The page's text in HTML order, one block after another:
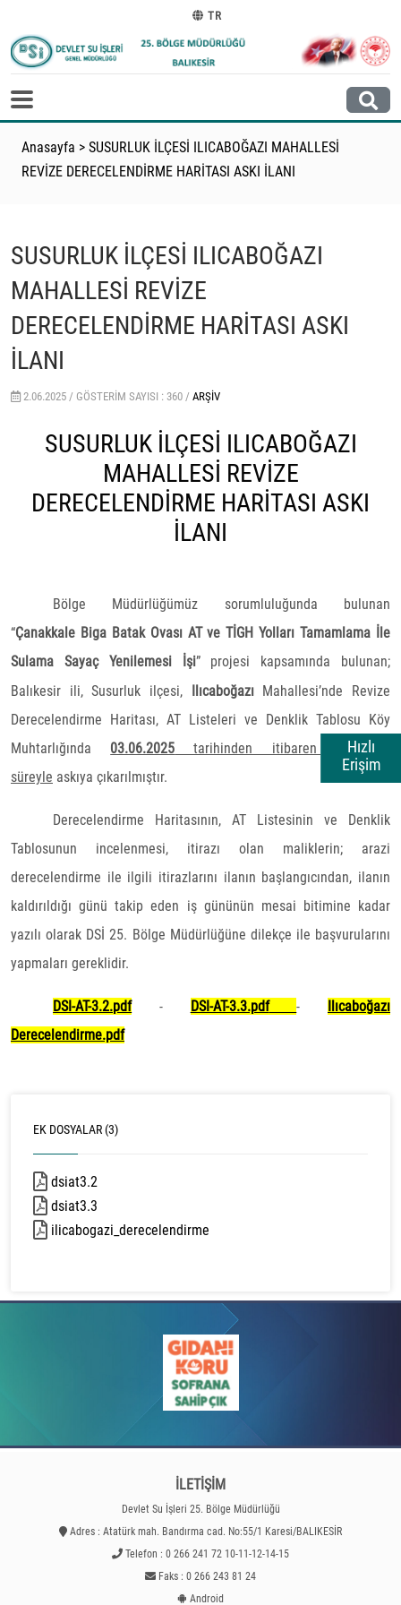
Hızlı
Erişim
TR
Anasayfa > SUSURLUK İLÇESİ ILICABOĞAZI MAHALLESİ
REVİZE DERECELENDİRME HARİTASI ASKI İLANI
SUSURLUK İLÇESİ ILICABOĞAZI
MAHALLESİ REVİZE
DERECELENDİRME HARİTASI ASKI
İLANI
2.06.2025 / GÖSTERIM SAYISI : 360 / ARŞIV
SUSURLUK İLÇESİ ILICABOĞAZI
MAHALLESİ REVİZE
DERECELENDİRME HARİTASI ASKI
İLANI
Bölge Müdürlüğümüz sorumluluğunda bulunan
“Çanakkale Biga Batak Ovası AT ve TİGH Yolları Tamamlama İle
Sulama Sayaç Yenilemesi İşi”
projesi kapsamında bulunan;
Balıkesir ili, Susurluk ilçesi,
IlıcaboğazıMahallesi’nde Revize
Derecelendirme Haritası, AT Listeleri ve Denklik Tablosu Köy
Muhtarlığında 03.06.2025 tarihinden itibaren 30 gün
süreyle askıya çıkarılmıştır.
Derecelendirme Haritasının, AT Listesinin ve Denklik
Tablosunun incelenmesi, itirazı olan maliklerin; arazi
derecelendirme ile ilgili itirazlarını ilanın başlangıcından, ilanın
kaldırıldığı günü takip eden iş gününün mesai bitimine kadar
yazılı olarak DSİ 25. Bölge Müdürlüğüne dilekçe ile başvurularını
yapmaları gereklidir.
DSI-AT-3.2.pdf- DSI-AT-3.3.pdf -
Ilıcaboğazı
Derecelendirme.pdf
EK DOSYALAR (3)
dsiat3.2
dsiat3.3
ilicabogazi_derecelendirme
İLETİŞİM
Devlet Su İşleri 25. Bölge Müdürlüğü
Adres : Atatürk mah. Bandırma cad. No:55/1 Karesi/BALIKESİR
Telefon : 0 266 241 72 10-11-12-14-15
Faks : 0 266 243 81 24
Android